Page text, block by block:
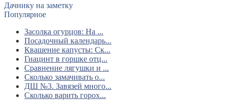
Дачнику на заметку
Популярное
Засолка огурцов: На ...
Посадочный календарь...
Квашение капусты: Ск...
Гиацинт в горшке отц...
Сравнение лягушки и ...
Сколько замачивать о...
ДШ №3. Завязей много...
Сколько варить горох...